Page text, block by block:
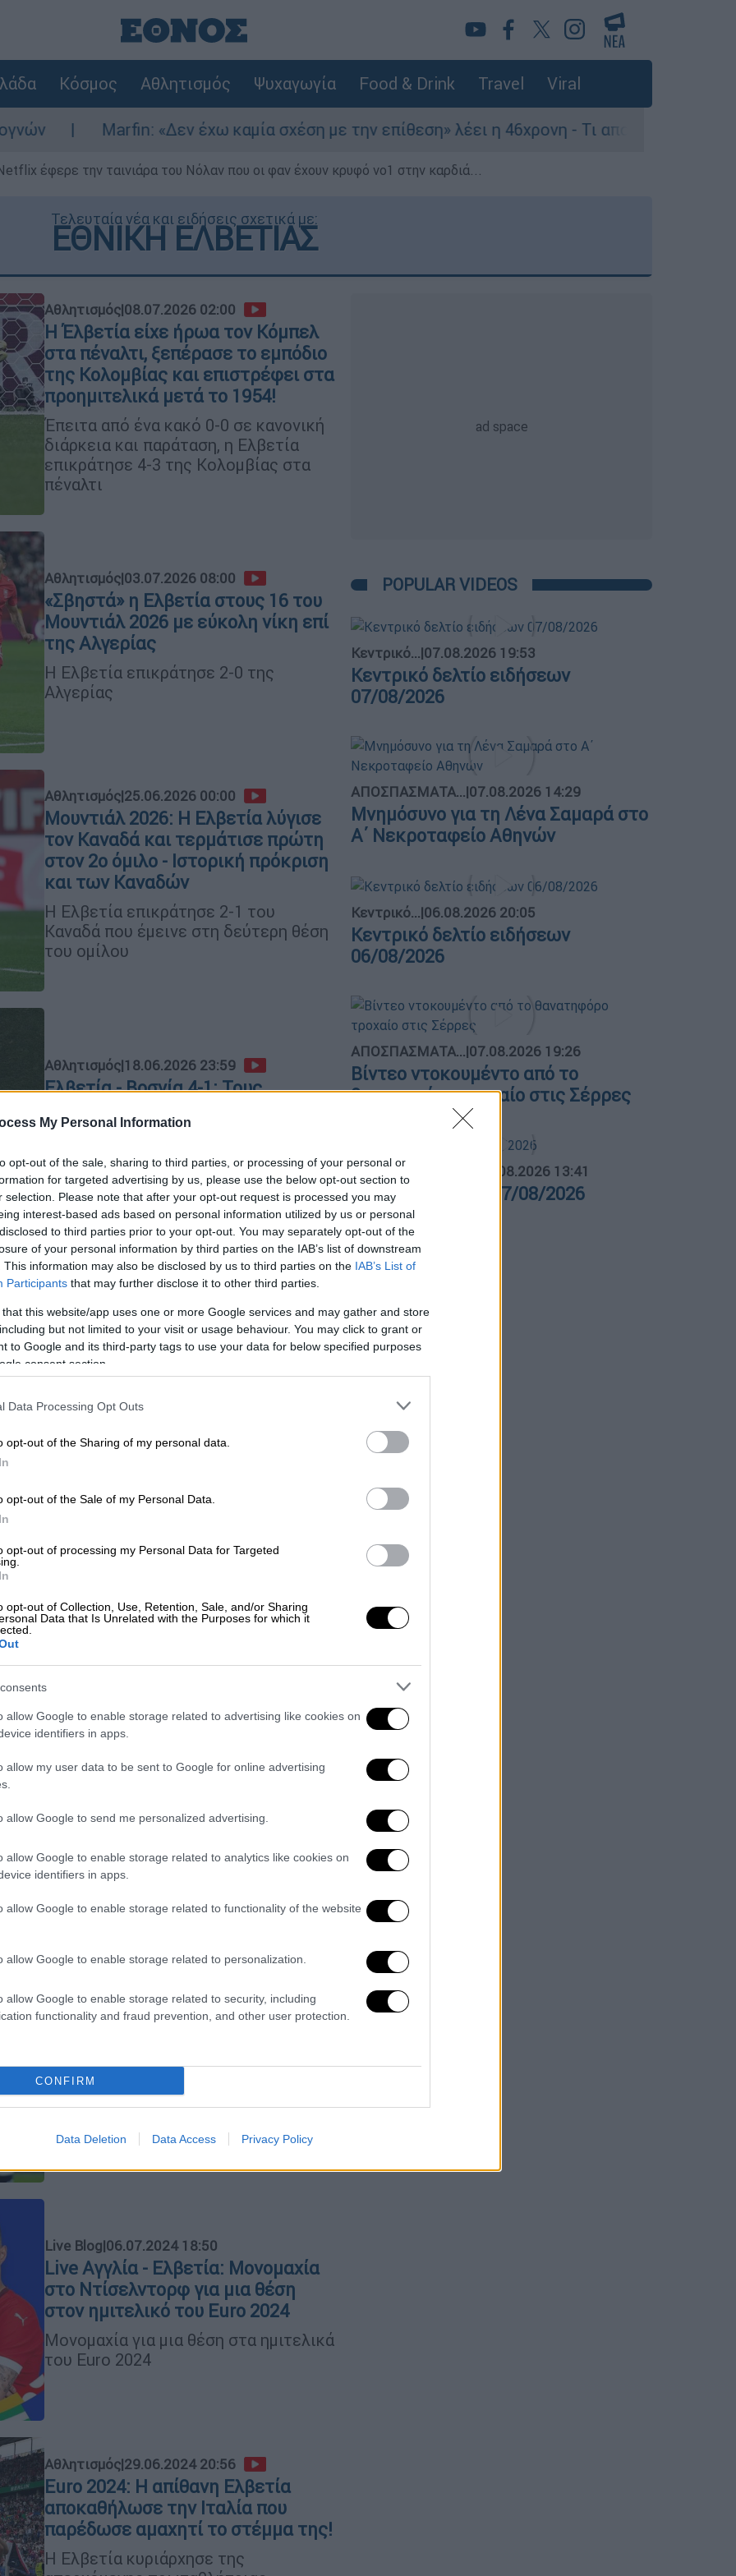
My Personal Information
opt-out of the sale, sharing to third parties, or processing of your personal or
for targeted advertising by us, please use the below opt-out section to
selection. Please note that after your opt-out request is processed you may
interest-based ads based on personal information utilized by us or personal
to third parties prior to your opt-out. You may separately opt-out of the
of your personal information by third parties on the IAB’s list of downstream
This information may also be disclosed by us to third parties on the IAB’s List of
Participants that may further disclose it to other third parties.
that this website/app uses one or more Google services and may gather and store
but not limited to your visit or usage behaviour. You may click to grant or
to Google and its third-party tags to use your data for below specified purposes
consent section.
Data Processing Opt Outs
opt-out of the Sharing of my personal data.
opt-out of the Sale of my Personal Data.
opt-out of processing my Personal Data for Targeted
opt-out of Collection, Use, Retention, Sale, and/or Sharing
Data that Is Unrelated with the Purposes for which it
allow Google to enable storage related to advertising like cookies on
identifiers in apps.
allow my user data to be sent to Google for online advertising
allow Google to send me personalized advertising.
allow Google to enable storage related to analytics like cookies on
identifiers in apps.
allow Google to enable storage related to functionality of the website
allow Google to enable storage related to personalization.
allow Google to enable storage related to security, including
functionality and fraud prevention, and other user protection.
CONFIRM
Data Deletion Data Access Privacy Policy
Κόσμος Αθλητισμός Ψυχαγωγία Food & Drink Travel Viral
«Δεν έχω καμία σχέση με την επίθεση» λέει η 46χρονη - Τι αποκάλυψε στους αστυνομικούς
έφερε την ταινιάρα του Νόλαν που οι φαν έχουν κρυφό νο1 στην καρδιά...
Τελευταία νέα και ειδήσεις σχετικά με:
ΕΘΝΙΚΗ ΕΛΒΕΤΙΑΣ
Αθλητισμός|08.07.2026 02:00
Η Έλβετία είχε ήρωα τον Κόμπελ
στα πέναλτι, ξεπέρασε το εμπόδιο
της Κολομβίας και επιστρέφει στα
προημιτελικά μετά το 1954!
Έπειτα από ένα κακό 0-0 σε κανονική
διάρκεια και παράταση, η Ελβετία
επικράτησε 4-3 της Κολομβίας στα
πέναλτι
Αθλητισμός|03.07.2026 08:00
«Σβηστά» η Ελβετία στους 16 του
Μουντιάλ 2026 με εύκολη νίκη επί
της Αλγερίας
Η Ελβετία επικράτησε 2-0 της
Αλγερίας
Αθλητισμός|25.06.2026 00:00
Μουντιάλ 2026: Η Ελβετία λύγισε
τον Καναδά και τερμάτισε πρώτη
στον 2ο όμιλο - Ιστορική πρόκριση
και των Καναδών
Η Ελβετία επικράτησε 2-1 του
Καναδά που έμεινε στη δεύτερη θέση
του ομίλου
Αθλητισμός|18.06.2026 23:59
Ελβετία - Βοσνία 4-1: Τους...
Βοσνίας
Αθλητισμός 14.06.2026 00:29
Κατάρ - Ελβετία 1-1 - Highlights
Μουντιάλ 2026
Τα γκολ και οι καλύτερες φάσεις του
Κατάρ - Ελβετία 1-1: Οι Καταριανοί
Ισόπαλο 1-1 έληξε και το δεύτερο
Αθλητισμός |04.06.2026 17:00
Όμιλος - Καναδάς, Βοσνία, Κατάρ,
Το προφίλ των τεσσάρων ομάδων του
2ου ομίλου
Αθλητισμός|06.07.2024 21:52
Ψυχάρα η Αγγλία! Έκανε το
στα ημιτελικά του Euro 2024
H Aγγλία επικράτησε της Ελβετίας
στα πέναλτι και πήρε το εισιτήριο για
τα ημιτελικά για δεύτερο σερί Euro
Live Blog|06.07.2024 18:50
Live Αγγλία - Ελβετία: Μονομαχία
στο Ντίσελντορφ για μια θέση
στον ημιτελικό του Euro 2024
Μονομαχία για μια θέση στα ημιτελικά
του Euro 2024
Αθλητισμός|29.06.2024 20:56
Euro 2024: Η απίθανη Ελβετία
αποκαθήλωσε την Ιταλία που
παρέδωσε αμαχητί το στέμμα της!
Η Ελβετία κυριάρχησε της
POPULAR VIDEOS
Κεντρικό...|07.08.2026 19:53
Κεντρικό δελτίο ειδήσεων
07/08/2026
ΑΠΟΣΠΑΣΜΑΤΑ...|07.08.2026 14:29
Μνημόσυνο για τη Λένα Σαμαρά στο
Α΄ Νεκροταφείο Αθηνών
Κεντρικό...|06.08.2026 20:05
Κεντρικό δελτίο ειδήσεων
06/08/2026
ΑΠΟΣΠΑΣΜΑΤΑ...|07.08.2026 19:26
Βίντεο ντοκουμέντο από το
θανατηφόρο τροχαίο στις Σέρρες
ΑΘΛΗΤΙΚΟ ΔΕΛΤΙΟ 07.08.2026 13:41
Αθλητικό δελτίο 07/08/2026